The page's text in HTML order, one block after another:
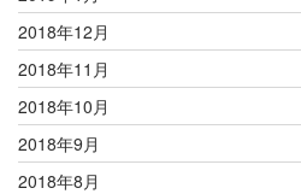
2018年12月
2018年11月
2018年10月
2018年9月
2018年8月